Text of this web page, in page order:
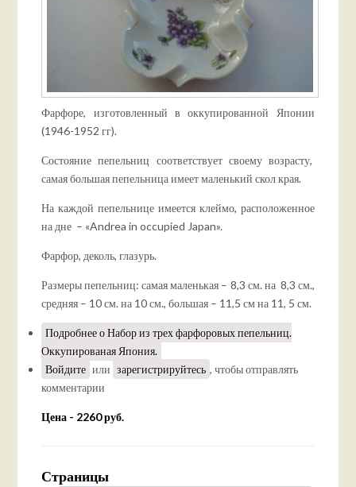
Фарфоре, изготовленный в оккупированной Японии
(1946-1952 гг).
Состояние пепельниц соответствует своему возрасту,
самая большая пепельница имеет маленький скол края.
На каждой пепельнице имеется клеймо, расположенное
на дне – «Andrea in occupied Japan».
Фарфор, деколь, глазурь.
Размеры пепельниц: самая маленькая – 8,3 см. на 8,3 см.,
средняя – 10 см. на 10 см., большая – 11,5 см на 11, 5 см.
Подробнеео Набор из трех фарфоровых пепельниц.
Оккупированая Япония.
Войдите или зарегистрируйтесь , чтобы отправлять
комментарии
Цена - 2260 руб.
Страницы